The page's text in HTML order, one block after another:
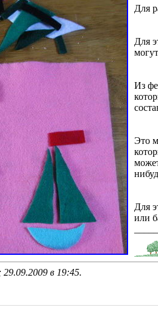
Для
Для
Из
Это
Для
или
29.09.2009 в 19:45.